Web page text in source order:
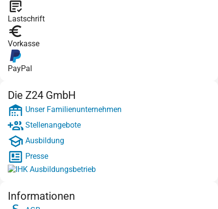
Lastschrift
Vorkasse
PayPal
Die Z24 GmbH
Unser Familienunternehmen
Stellenangebote
Ausbildung
Presse
Informationen